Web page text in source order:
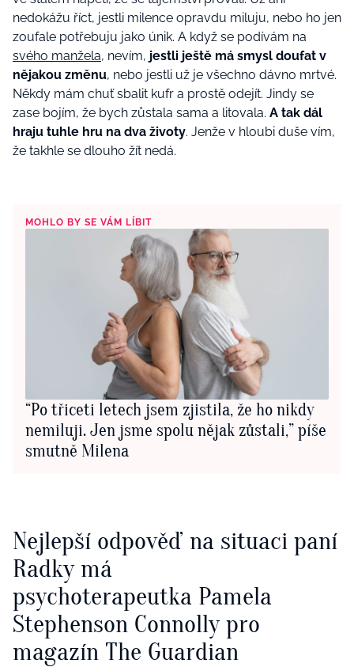
nedokážu říct, jestli milence opravdu miluju, nebo ho jen
zoufale potřebuju jako únik. A když se podívám na
svého manžela, nevím, jestli ještě má smysl doufat v
nějakou změnu, nebo jestli už je všechno dávno mrtvé.
Někdy mám chuť sbalit kufr a prostě odejít. Jindy se
zase bojím, že bych zůstala sama a litovala. A tak dál
hraju tuhle hru na dva životy. Jenže v hloubi duše vím,
že takhle se dlouho žít nedá.
MOHLO BY SE VÁM LÍBIT
“Po třiceti letech jsem zjistila, že ho nikdy
nemiluji. Jen jsme spolu nějak zůstali,” píše
smutně Milena
Nejlepší odpověď na situaci paní
Radky má
psychoterapeutka Pamela
Stephenson Connolly pro
magazín The Guardian